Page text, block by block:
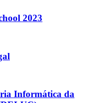
2023
Informática da